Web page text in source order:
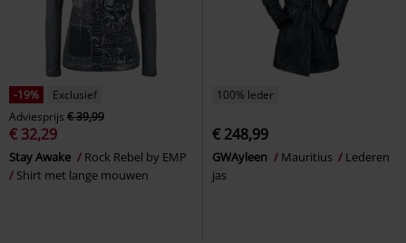
-19%
Exclusief
Adviesprijs € 39,99
€ 32,29
Stay Awake
Rock Rebel by EMP
Shirt met lange mouwen
100% leder
€ 248,99
GWAyleen Mauritius
Lederen
jas